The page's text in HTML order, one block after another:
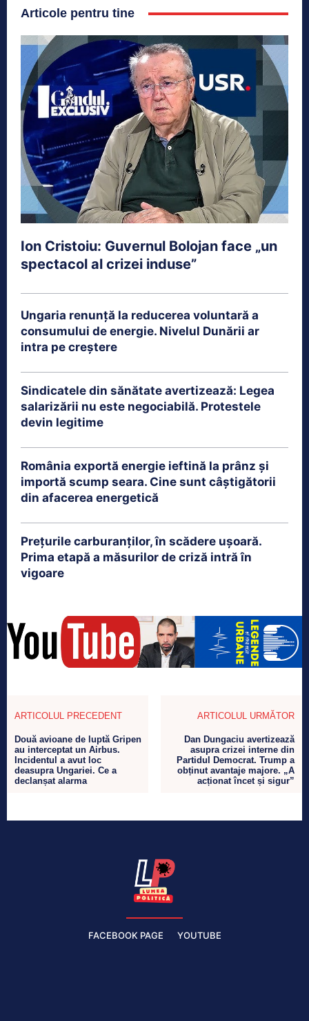
Articole pentru tine
Ion Cristoiu: Guvernul Bolojan face „un
spectacol al crizei induse”
Ungaria renunță la reducerea voluntară a
consumului de energie. Nivelul Dunării ar
intra pe creștere
Sindicatele din sănătate avertizează: Legea
salarizării nu este negociabilă. Protestele
devin legitime
România exportă energie ieftină la prânz și
importă scump seara. Cine sunt câștigătorii
din afacerea energetică
Prețurile carburanților, în scădere ușoară.
Prima etapă a măsurilor de criză intră în
vigoare
ARTICOLUL PRECEDENT
Două avioane de luptă Gripen
au interceptat un Airbus.
Incidentul a avut loc
deasupra Ungariei. Ce a
declanșat alarma
ARTICOLUL URMĂTOR
Dan Dungaciu avertizează
asupra crizei interne din
Partidul Democrat. Trump a
obținut avantaje majore. „A
acționat încet și sigur”
FACEBOOK PAGE YOUTUBE